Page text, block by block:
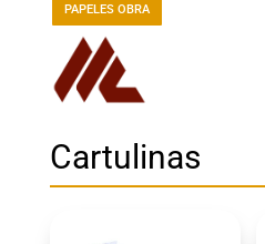
PAPELES OBRA
Cartulinas